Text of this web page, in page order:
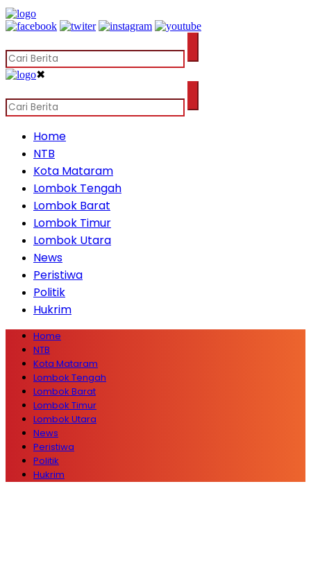
✖
Home
NTB
Kota Mataram
Lombok Tengah
Lombok Barat
Lombok Timur
Lombok Utara
News
Peristiwa
Politik
Hukrim
Home
NTB
Kota Mataram
Lombok Tengah
Lombok Barat
Lombok Timur
Lombok Utara
News
Peristiwa
Politik
Hukrim